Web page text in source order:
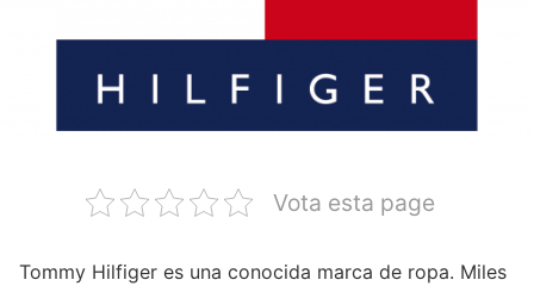
Vota esta page
Tommy Hilfiger es una conocida marca de ropa. Miles